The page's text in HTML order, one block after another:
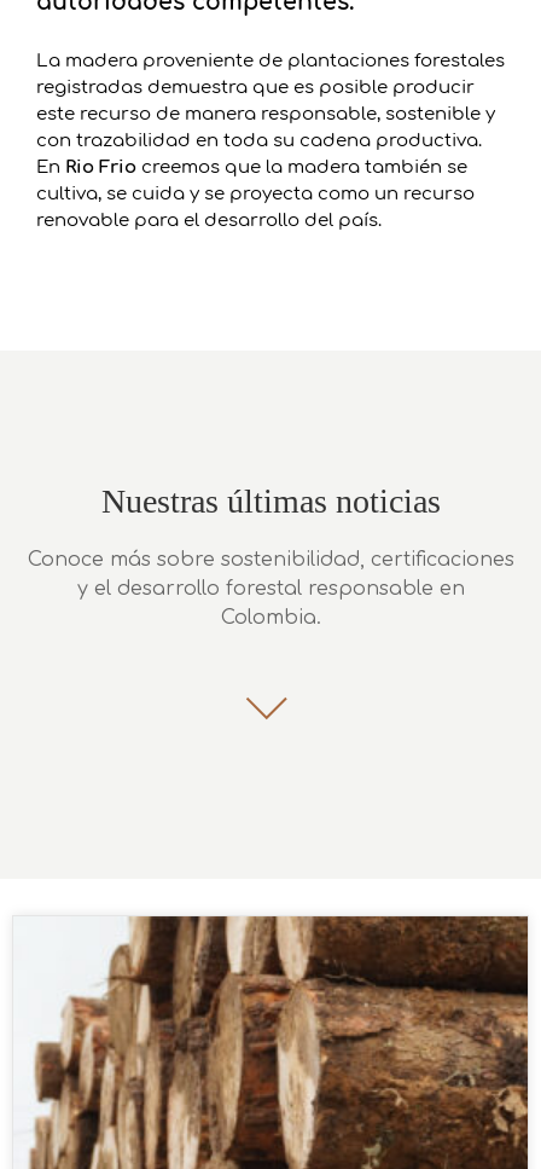
La madera proveniente de plantaciones forestales
registradas demuestra que es posible producir
este recurso de manera responsable, sostenible y
con trazabilidad en toda su cadena productiva.
En Rio Frio creemos que la madera también se
cultiva, se cuida y se proyecta como un recurso
renovable para el desarrollo del país.
Nuestras últimas noticias
Conoce más sobre sostenibilidad, certificaciones
y el desarrollo forestal responsable en
Colombia.